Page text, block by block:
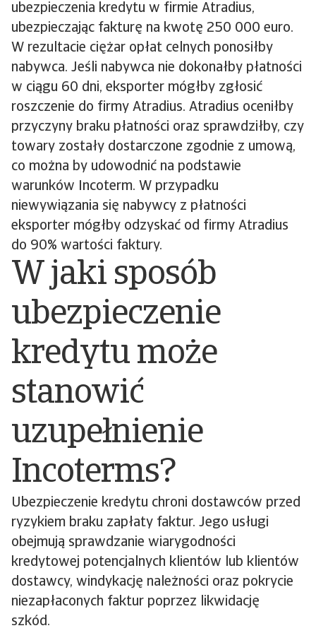
ubezpieczenia kredytu w firmie Atradius,
ubezpieczając fakturę na kwotę 250 000 euro.
W rezultacie ciężar opłat celnych ponosiłby
nabywca. Jeśli nabywca nie dokonałby płatności
w ciągu 60 dni, eksporter mógłby zgłosić
roszczenie do firmy Atradius. Atradius oceniłby
przyczyny braku płatności oraz sprawdziłby, czy
towary zostały dostarczone zgodnie z umową,
co można by udowodnić na podstawie
warunków Incoterm. W przypadku
niewywiązania się nabywcy z płatności
eksporter mógłby odzyskać od firmy Atradius
do 90% wartości faktury.
W jaki sposób
ubezpieczenie
kredytu może
stanowić
uzupełnienie
Incoterms?
Ubezpieczenie kredytu chroni dostawców przed
ryzykiem braku zapłaty faktur. Jego usługi
obejmują sprawdzanie wiarygodności
kredytowej potencjalnych klientów lub klientów
dostawcy, windykację należności oraz pokrycie
niezapłaconych faktur poprzez likwidację
szkód.